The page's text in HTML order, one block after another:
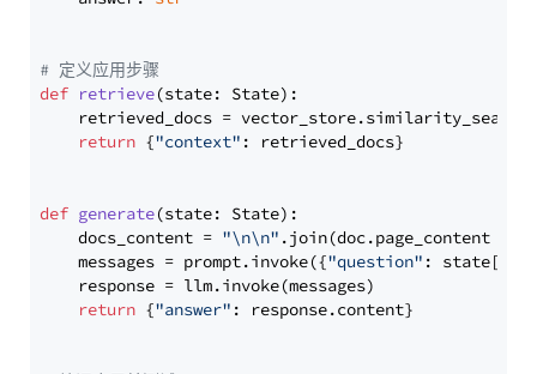
# 定义应用步骤
def retrieve(state: State):
retrieved_docs =
return {"context" : retrieved_docs}
def generate(state: State):
    docs_content =
"\n\n" .join(doc.page_content
    messages = prompt.invoke({
"question" : state[
    response = llm.invoke(messages)
return {"answer" : response.content}